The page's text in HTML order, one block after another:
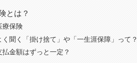
とは？
療保険
く聞く「掛け捨て」や「一生涯保障」って？
金額はずっと一定？